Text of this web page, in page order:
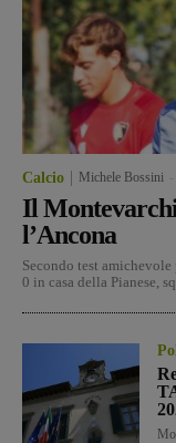
Calcio Michele Bossini
Il
l’Ancona
Secondo test
0 in casa della Pianese,